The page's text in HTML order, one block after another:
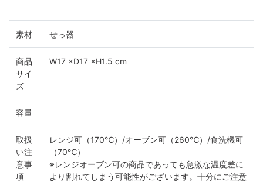
素材 せっ器
商品
サイ
ズ
W17 ×D17 ×H1.5 cm
容量
取扱
い注
意事
項
レンジ可（170℃）/オーブン可（260℃）/食洗機可
（70℃）
※レンジオーブン可の商品であっても急激な温度差に
より割れてしまう可能性がございます。十分にご注意